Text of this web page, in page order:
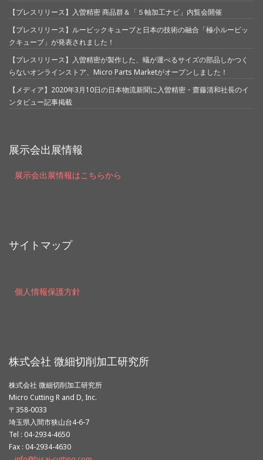
【プレスリリース】入曽精密 商品群＆「５軸加工ナビ」内覧会開催
【プレスリリース】ルービックキューブと日本の技術の融合「極小ルービッ
クキューブ」が発表されました！
【プレスリリース】入曽精密が製作した、蟻が運べるサイズの部品しかつく
らないオンラインストア、Micro Parts Marketがオープンしました！
【メディア】2020年3月10日の日本物流新聞に入曽精密・齋藤清和社長のイ
ンタビュー記事掲載
展示会出展情報
展示会出展情報はこちらから
サイトマップ
個人情報保護方針
株式会社 微細切削加工研究所
株式会社 微細切削加工研究所
Micro Cutting R and D, Inc.
〒358-0033
埼玉県入間市狭山台4-6-7
Tel : 04-2934-4650
Fax : 04-2934-4630